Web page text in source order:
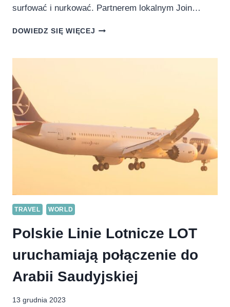
surfować i nurkować. Partnerem lokalnym Join…
DOWIEDZ SIĘ WIĘCEJ PIERWSI
SRI
LANKĘ
TRAVEL WORLD
Polskie Linie Lotnicze LOT
uruchamiają połączenie do
Arabii Saudyjskiej
13 grudnia 2023